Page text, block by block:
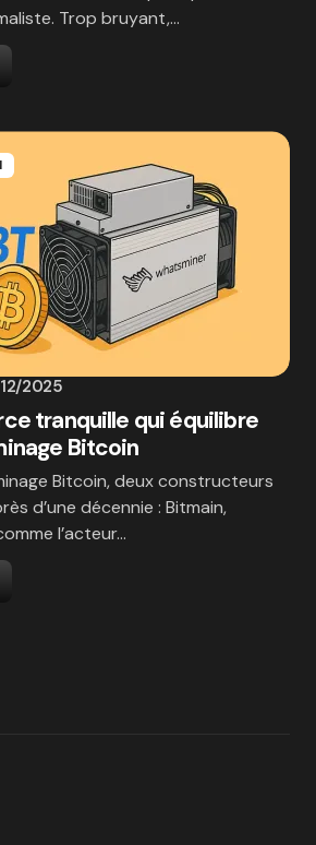
Trop bruyant,…
2025
tranquille qui équilibre
Bitcoin
Bitcoin, deux constructeurs
d’une décennie : Bitmain,
l’acteur…